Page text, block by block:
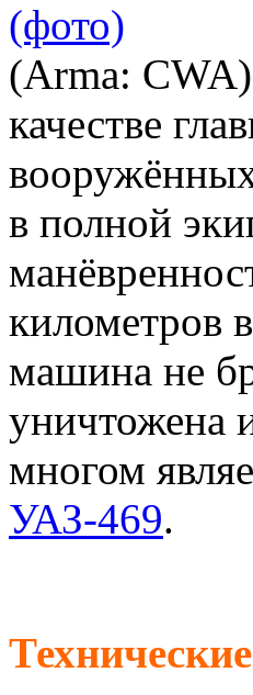
(Arma:
качестве
в полной
километров
машина не
уничтожена
многом
УАЗ-469.